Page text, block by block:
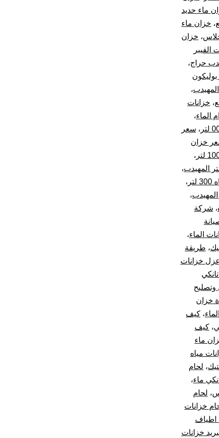
ماء حديد
، خزان ماء
، خزان
الفيبر
حراج،
،
، خزانات
الماء،
، سعر
خزان
،
،
،
،
، شركة
الماء،
، طريقة
عزل خزانات
خزان
، كيف
، كيف
ماء
مياه
، لحام
ماء،
، لحام
خزانات
خزانات